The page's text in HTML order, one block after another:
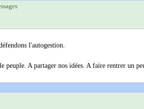
l'autogestion.
peuple. A partager nos idées. A faire rentrer un